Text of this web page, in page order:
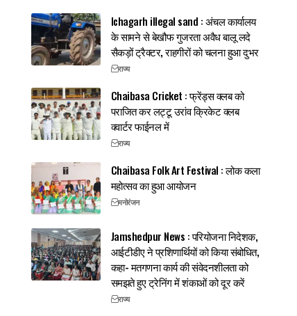
Ichagarh illegal sand : अंचल कार्यालय
के सामने से बेखौफ गुजरता अवैध बालू लदे
सैकड़ों ट्रैक्टर, राहगीरों को चलना हुआ दुभर
राज्य
Chaibasa Cricket : फ्रेंड्स क्लब को
पराजित कर लट्टू उरांव क्रिकेट क्लब
क्वार्टर फाईनल में
राज्य
Chaibasa Folk Art Festival : लोक कला
महोत्सव का हुआ आयोजन
मनोरंजन
Jamshedpur News : परियोजना निदेशक,
आईटीडीए ने प्रशिणार्थियों को किया संबोधित,
कहा- मतगणना कार्य की संवेदनशीलता को
समझते हुए ट्रेनिंग में शंकाओं को दूर करें
राज्य